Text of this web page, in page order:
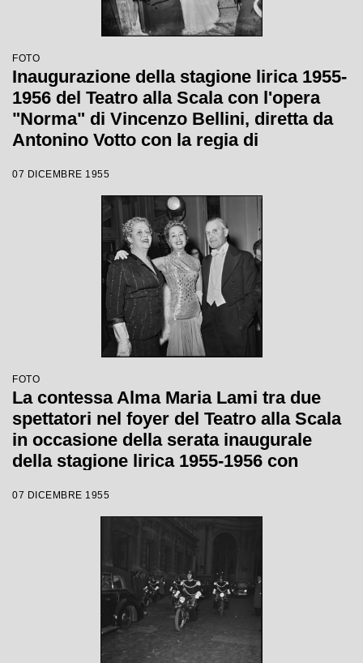
FOTO
Inaugurazione della stagione lirica 1955-
1956 del Teatro alla Scala con l'opera
"Norma" di Vincenzo Bellini, diretta da
Antonino Votto con la regia di
07 DICEMBRE 1955
FOTO
La contessa Alma Maria Lami tra due
spettatori nel foyer del Teatro alla Scala
in occasione della serata inaugurale
della stagione lirica 1955-1956 con
diretta da Antonino Votto, con la regia di
Margherita Wallmann
07 DICEMBRE 1955